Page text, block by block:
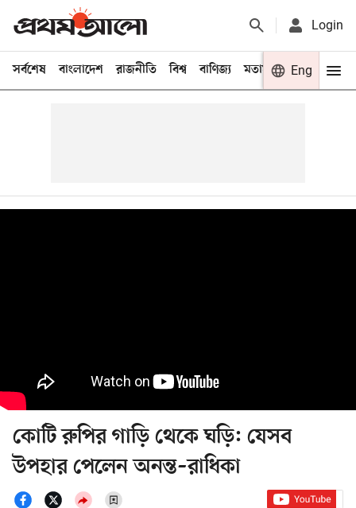
Login
সর্বশেষ বাংলাদেশ রাজনীতি বিশ্ব বাণিজ্য মতামত খেলা
Eng
কোটি রুপির গাড়ি থেকে ঘড়ি: যেসব
উপহার পেলেন অনন্ত–রাধিকা